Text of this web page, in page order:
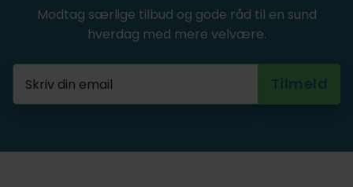
Modtag særlige tilbud og gode råd til en sund
hverdag med mere velvære.